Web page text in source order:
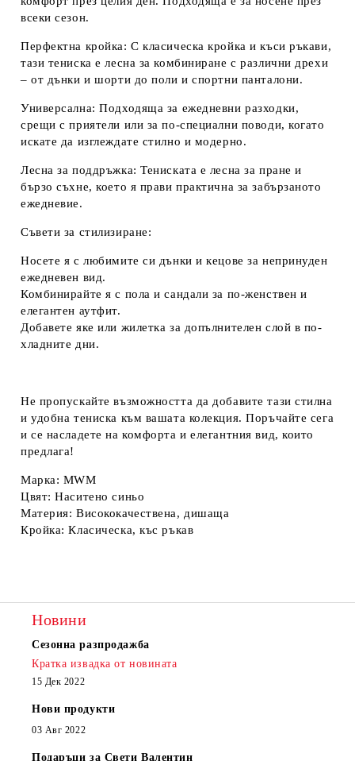
всеки сезон.
Перфектна кройка: С класическа кройка и къси ръкави,
тази тениска е лесна за комбиниране с различни дрехи
– от дънки и шорти до поли и спортни панталони.
Универсална: Подходяща за ежедневни разходки,
срещи с приятели или за по-специални поводи, когато
искате да изглеждате стилно и модерно.
Лесна за поддръжка: Тениската е лесна за пране и
бързо съхне, което я прави практична за забързаното
ежедневие.
Съвети за стилизиране:
Носете я с любимите си дънки и кецове за непринуден
ежедневен вид.
Комбинирайте я с пола и сандали за по-женствен и
елегантен аутфит.
Добавете яке или жилетка за допълнителен слой в по-
хладните дни.
Не пропускайте възможността да добавите тазистилна
и удобна тениска към вашата колекция. Поръчайте сега
и се насладете на комфорта и елегантния вид, които
предлага!
Марка: MWM
Цвят: Наситено синьо
Материя: Висококачествена, дишаща
Кройка: Класическа, къс ръкав
Новини
Сезонна разпродажба
Кратка извадка от новината
15 Дек 2022
Нови продукти
03 Авг 2022
Подаръци за Свети Валентин